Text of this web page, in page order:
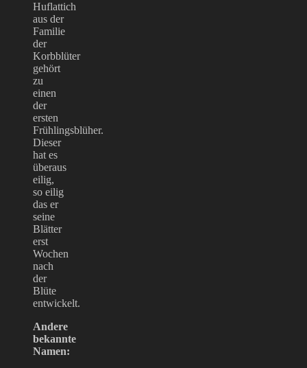
Huflattich
aus der
Familie
der
Korbblüter
gehört
zu
einen
der
ersten
Frühlingsblüher.
Dieser
hat es
überaus
eilig,
so eilig
das er
seine
Blätter
erst
Wochen
nach
der
Blüte
entwickelt.
Andere
bekannte
Namen: